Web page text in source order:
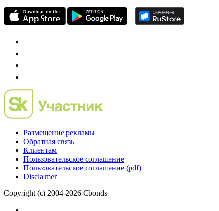
Размещение рекламы
Обратная связь
Клиентам
Пользовательское соглашение
Пользовательское соглашение (pdf)
Disclaimer
Copyright (c) 2004-2026 Cbonds